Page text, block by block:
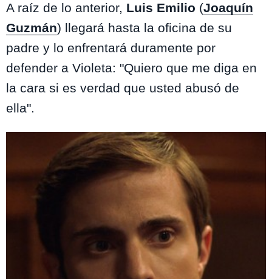
A raíz de lo anterior, Luis Emilio (Joaquín
Guzmán) llegará hasta la oficina de su
padre y lo enfrentará duramente por
defender a Violeta: "Quiero que me diga en
la cara si es verdad que usted abusó de
ella".